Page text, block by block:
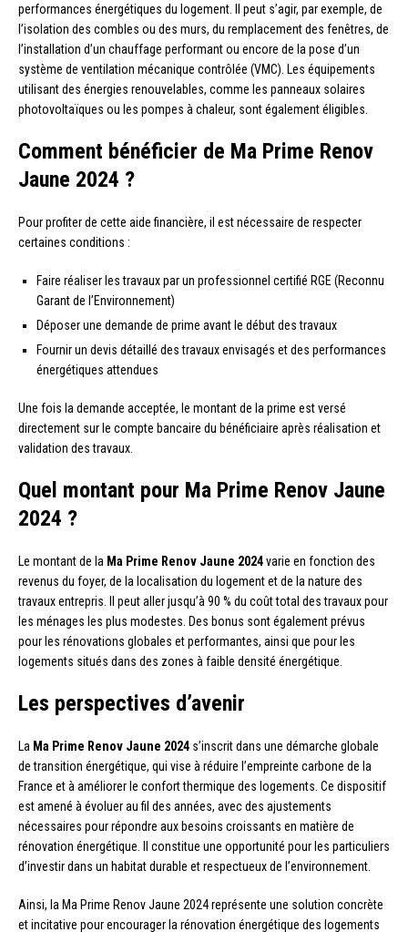
performances énergétiques du logement. Il peut s’agir, par exemple, de
l’isolation des combles ou des murs, du remplacement des fenêtres, de
l’installation d’un chauffage performant ou encore de la pose d’un
système de ventilation mécanique contrôlée (VMC). Les équipements
utilisant des énergies renouvelables, comme les panneaux solaires
photovoltaïques ou les pompes à chaleur, sont également éligibles.
Comment bénéficier de Ma Prime Renov
Jaune 2024 ?
Pour profiter de cette aide financière, il est nécessaire de respecter
certaines conditions :
Faire réaliser les travaux par un professionnel certifié RGE (Reconnu
Garant de l’Environnement)
Déposer une demande de prime avant le début des travaux
Fournir un devis détaillé des travaux envisagés et des performances
énergétiques attendues
Une fois la demande acceptée, le montant de la prime est versé
directement sur le compte bancaire du bénéficiaire après réalisation et
validation des travaux.
Quel montant pour Ma Prime Renov Jaune
2024 ?
Le montant de la Ma Prime Renov Jaune 2024varie en fonction des
revenus du foyer, de la localisation du logement et de la nature des
travaux entrepris. Il peut aller jusqu’à 90 % du coût total des travaux pour
les ménages les plus modestes. Des bonus sont également prévus
pour les rénovations globales et performantes, ainsi que pour les
logements situés dans des zones à faible densité énergétique.
Les perspectives d’avenir
La Ma Prime Renov Jaune 2024 s’inscrit dans une démarche globale
de transition énergétique, qui vise à réduire l’empreinte carbone de la
France et à améliorer le confort thermique des logements. Ce dispositif
est amené à évoluer au fil des années, avec des ajustements
nécessaires pour répondre aux besoins croissants en matière de
rénovation énergétique. Il constitue une opportunité pour les particuliers
d’investir dans un habitat durable et respectueux de l’environnement.
Ainsi, la Ma Prime Renov Jaune 2024 représente une solution concrète
et incitative pour encourager la rénovation énergétique des logements